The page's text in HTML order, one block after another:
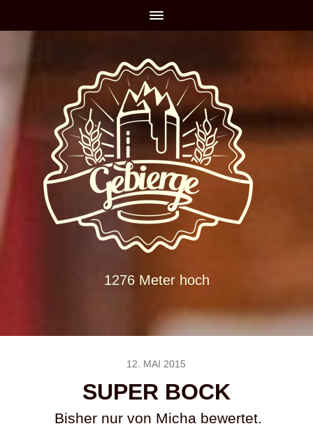
1276 Meter hoch
12. MAI 2015
SUPER BOCK
Bisher nur von Micha bewertet.